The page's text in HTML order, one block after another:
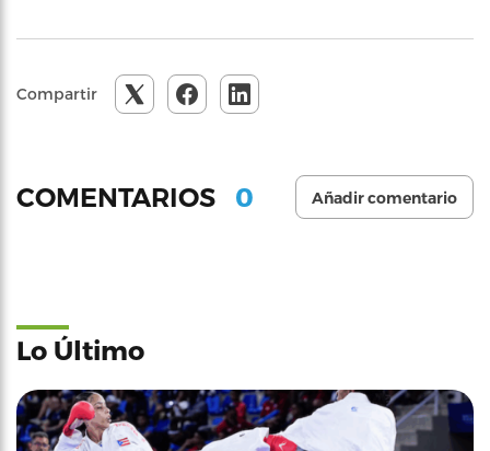
Compartir
COMENTARIOS 0 Añadir comentario
Lo Último